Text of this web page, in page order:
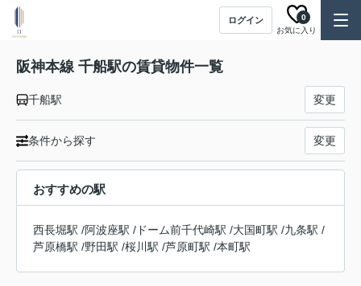
ログイン
お気に入り
0
阪神本線 千船駅の賃貸物件一覧
千船駅 変更
条件から探す 変更
おすすめの駅
西長堀駅 /阿波座駅 / ドーム前千代崎駅 /大国町駅 /九条駅 /
芦原橋駅 /野田駅 /桜川駅 /芦原町駅 /本町駅